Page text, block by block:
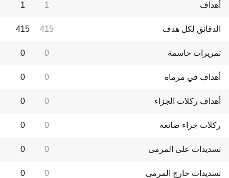
أهداف 1
1
الدقائق لكل هدف 415
415
تمريرات حاسمة 0
0
أهداف في مرماه 0
0
أهداف ركلات الجزاء 0
0
ركلات جزاء ضائعة 0
0
تسديدات على المرمى 0
0
تسديدات خارج المرمى 0
0